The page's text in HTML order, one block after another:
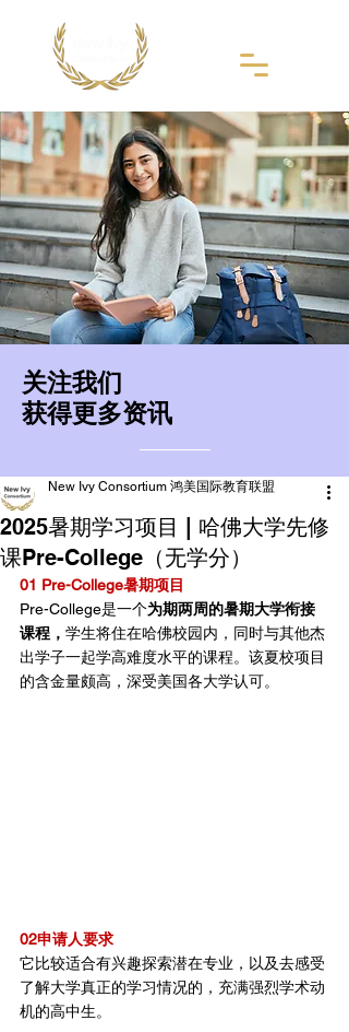
​关注我们
获得更多资讯
2025暑期学习项目 | 哈佛大学先修
课Pre-College（无学分）
New Ivy Consortium 鸿美国际教育联盟
01 Pre-College暑期项目
Pre-College是一个为期两周的暑期大学衔接
课程， 学生将住在哈佛校园内，同时与其他杰
出学子一起学高难度水平的课程。该夏校项目
的含金量颇高，深受美国各大学认可。
02申请人要求
它比较适合有兴趣探索潜在专业，以及去感受
了解大学真正的学习情况的，充满强烈学术动
机的高中生。